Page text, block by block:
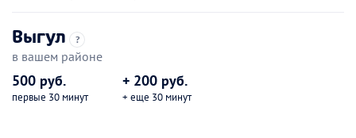
Выгул ?
в вашем районе
500 руб.
первые 30 минут
+ 200 руб.
+ еще 30 минут